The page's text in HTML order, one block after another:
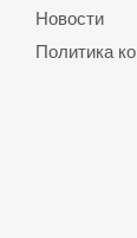
Новости
Политика